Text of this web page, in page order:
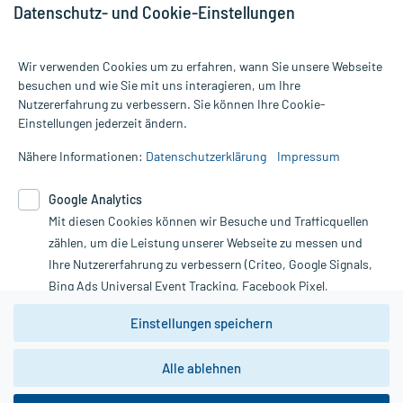
Alle Preise gelten inkl. MwSt., ggf. zzgl. Versandkosten
Informationen auf dieser Website werden ausschließlich für
die Untersuchung und Behandlung durch einen Arzt. Bitte
Therapien eingeleitet werden können. | Diese Webseite benutzt
Google Analytics. Lesen Sie bitte dazu die wichtigen Hinweise in
unserer Datenschutzerklärung. Für den Widerruf einer Bestellung
nutzen Sie das Formular:
Vertrag widerrufen
*Hinweise zu unseren Aktionen und Bewertungen
Datenschutz- und Cookie-Einstellungen
Wir verwenden Cookies um zu erfahren, wann Sie unsere Webseite
besuchen und wie Sie mit uns interagieren, um Ihre
Nutzererfahrung zu verbessern. Sie können Ihre Cookie-
Einstellungen jederzeit ändern.
Nähere Informationen: Datenschutzerklärung Impressum
Google Analytics
Mit diesen Cookies können wir Besuche und Trafficquellen
zählen, um die Leistung unserer Webseite zu messen und
Ihre Nutzererfahrung zu verbessern (Criteo, Google Signals,
Bing Ads Universal Event Tracking, Facebook Pixel,
Youtube-Social Plugin).
Wir weisen darauf hin, dass die
zwingend den Europäischen Anforderungen gem. EU-
DSGVO genügen und ein Datentransfer in Drittstaaten bzw.
Einstellungen speichern
Alle ablehnen